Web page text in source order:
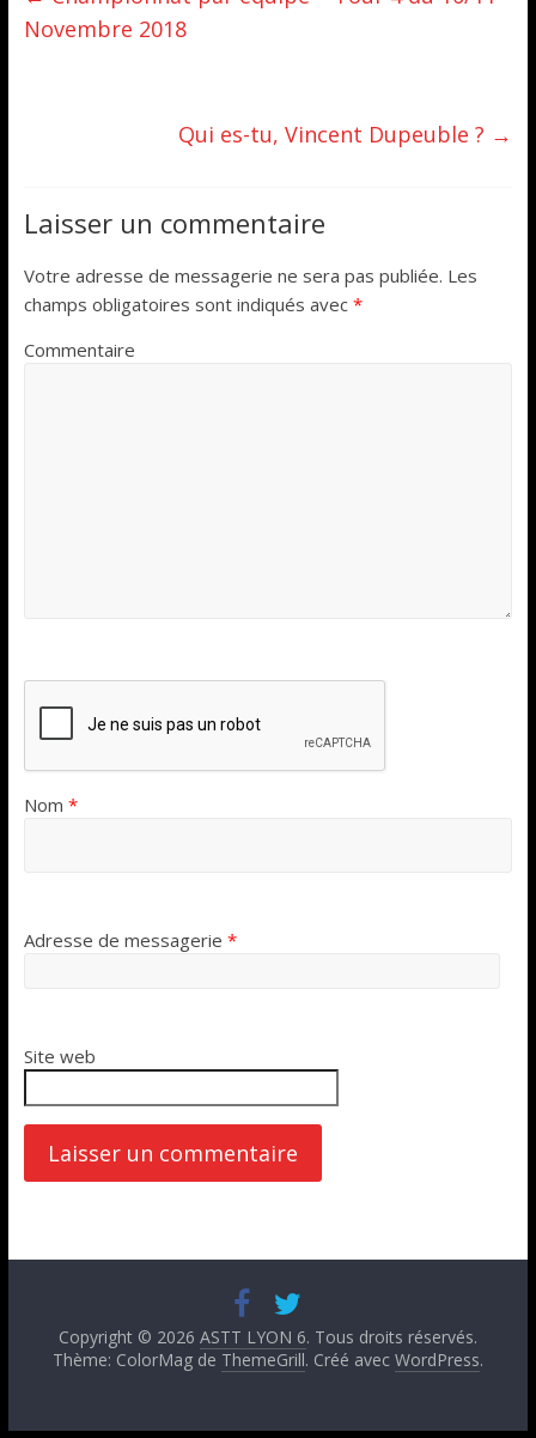
Novembre 2018
Qui es-tu, Vincent Dupeuble ? →
Laisser un commentaire
Votre adresse de messagerie ne sera pas publiée. Les
champs obligatoires sont indiqués avec *
Commentaire
Nom *
Adresse de messagerie *
Site web
Copyright © 2026 ASTT LYON 6. Tous droits réservés.
Thème: ColorMag de ThemeGrill. Créé avec WordPress.